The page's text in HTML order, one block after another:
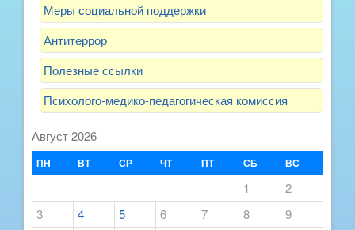
Меры социальной поддержки
Антитеррор
Полезные ссылки
Психолого-медико-педагогическая комиссия
Август 2026
ПН ВТ СР ЧТ ПТ СБ ВС
1
2
3
4 5 6 7 8
9